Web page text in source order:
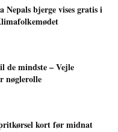
bjerge vises gratis i
de mindste – Vejle
nøglerolle
kort før midnat